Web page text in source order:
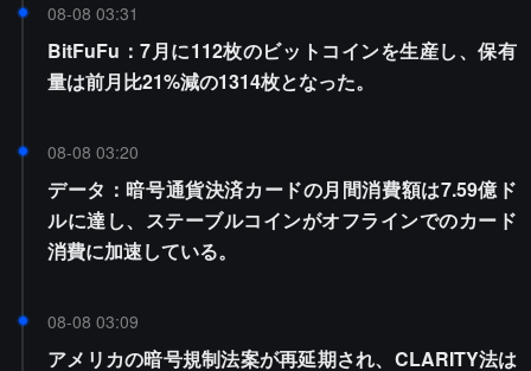
08-08 03:31
BitFuFu：7月に112枚のビットコインを生産し、保有
量は前月比21%減の1314枚となった。
08-08 03:20
データ：暗号通貨決済カードの月間消費額は7.59億ド
ルに達し、ステーブルコインがオフラインでのカード
消費に加速している。
08-08 03:09
アメリカの暗号規制法案が再延期され、CLARITY法は